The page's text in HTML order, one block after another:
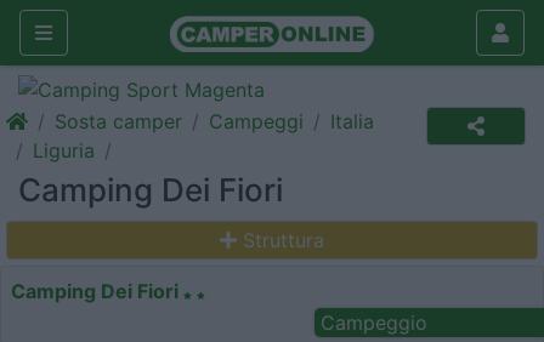
Sosta camper Campeggi
Italia
Liguria
Camping Dei Fiori
Struttura
Camping Dei Fiori
Campeggio